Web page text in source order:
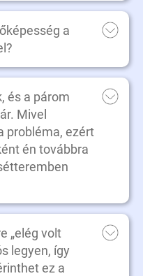
a
és a párom
Mivel
probléma, ezért
én továbbra
„elég volt
legyen, így
ez a